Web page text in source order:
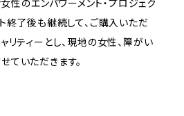
性のエンパワーメント・プロジェク
終了後も継続して、ご購入いただ
リティーとし、現地の女性、障がい
ていただきます。